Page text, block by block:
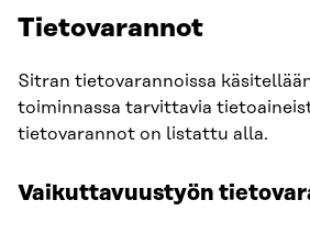
Tietovarannot
Sitran tietovarannoissa
toiminnassa tarvittavia
tietovarannot on listattu alla.
Vaikuttavuustyön